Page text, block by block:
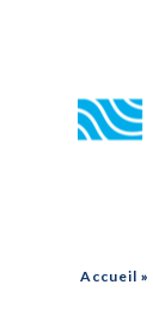
Accueil »